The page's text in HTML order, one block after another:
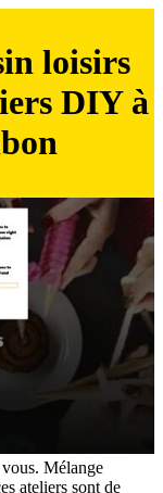
loisirs
DIY à
Mélange
ateliers sont de